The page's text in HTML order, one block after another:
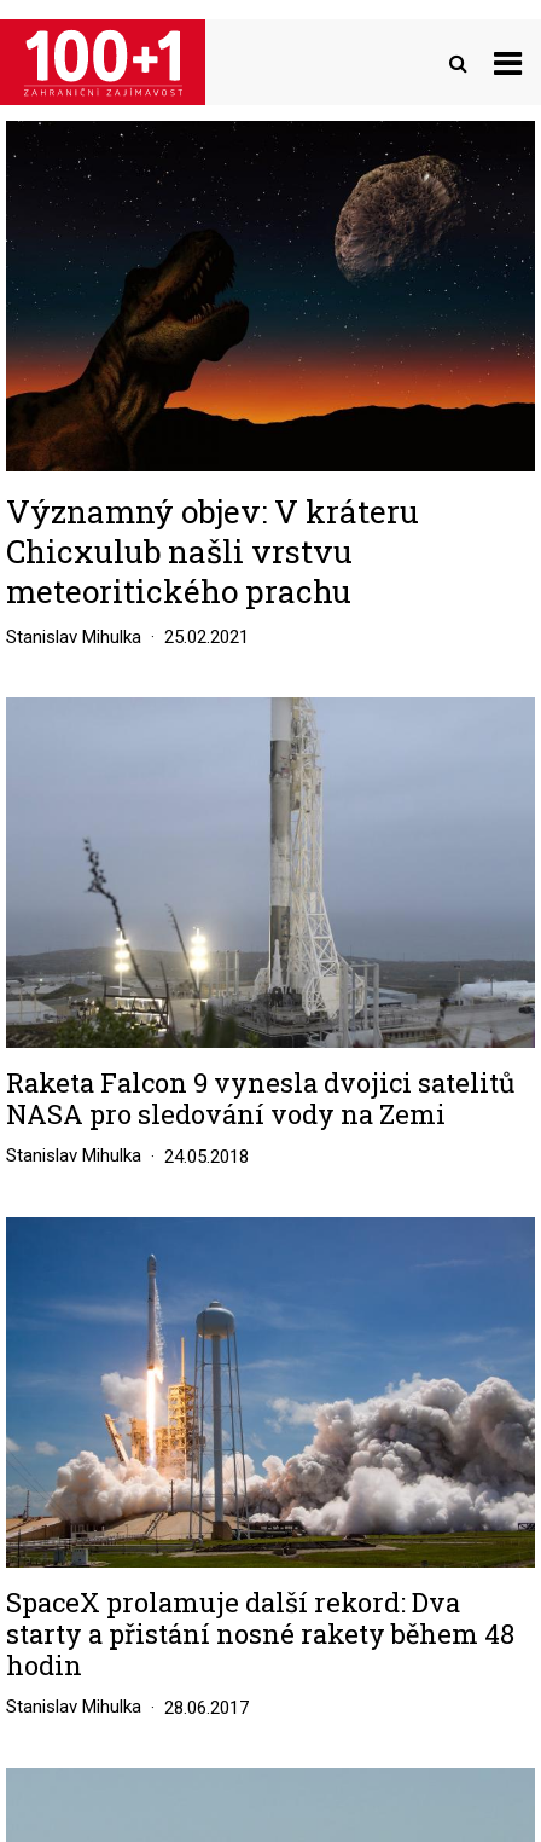
Přejít
hlavnímu
obsahu
Image
Významný objev: V kráteru
Chicxulub našli vrstvu
meteoritického prachu
Stanislav Mihulka 25.02.2021
Raketa Falcon 9 vynesla dvojici satelitů
NASA pro sledování vody na Zemi
Stanislav Mihulka 24.05.2018
SpaceX prolamuje další rekord: Dva
starty a přistání nosné rakety během 48
hodin
Stanislav Mihulka 28.06.2017